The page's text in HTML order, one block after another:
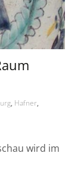
, Hafner,
wird im